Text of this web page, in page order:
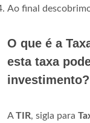
Ao final
O que é a
esta taxa
investimento?
ATIR, sigla para